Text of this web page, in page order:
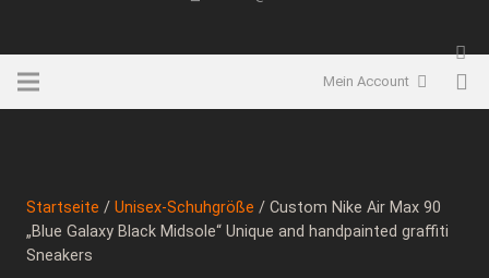
Mein Account
Startseite / Unisex-Schuhgröße / Custom Nike Air Max 90
„Blue Galaxy Black Midsole“ Unique and handpainted graffiti
Sneakers